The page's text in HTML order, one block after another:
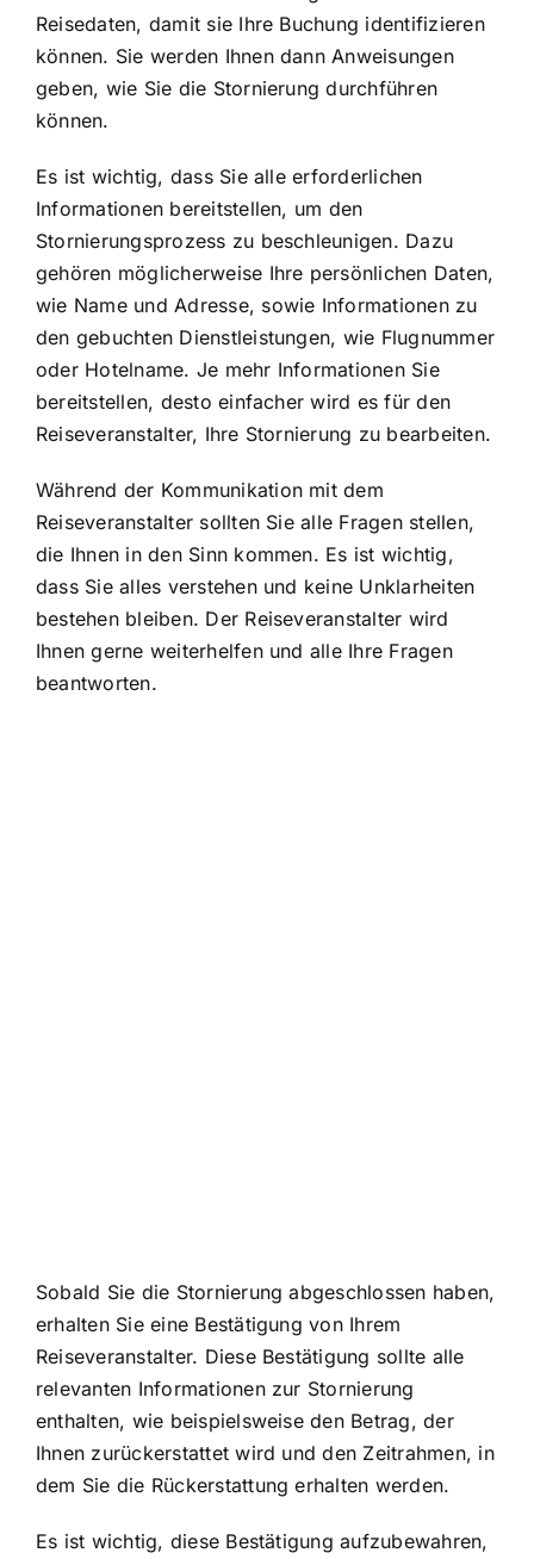
Reisedaten, damit sie Ihre Buchung identifizieren
können. Sie werden Ihnen dann Anweisungen
geben, wie Sie die Stornierung durchführen
können.
Es ist wichtig, dass Sie alle erforderlichen
Informationen bereitstellen, um den
Stornierungsprozess zu beschleunigen. Dazu
gehören möglicherweise Ihre persönlichen Daten,
wie Name und Adresse, sowie Informationen zu
den gebuchten Dienstleistungen, wie Flugnummer
oder Hotelname. Je mehr Informationen Sie
bereitstellen, desto einfacher wird es für den
Reiseveranstalter, Ihre Stornierung zu bearbeiten.
Während der Kommunikation mit dem
Reiseveranstalter sollten Sie alle Fragen stellen,
die Ihnen in den Sinn kommen. Es ist wichtig,
dass Sie alles verstehen und keine Unklarheiten
bestehen bleiben. Der Reiseveranstalter wird
Ihnen gerne weiterhelfen und alle Ihre Fragen
beantworten.
Sobald Sie die Stornierung abgeschlossen haben,
erhalten Sie eine Bestätigung von Ihrem
Reiseveranstalter. Diese Bestätigung sollte alle
relevanten Informationen zur Stornierung
enthalten, wie beispielsweise den Betrag, der
Ihnen zurückerstattet wird und den Zeitrahmen, in
dem Sie die Rückerstattung erhalten werden.
Es ist wichtig, diese Bestätigung aufzubewahren,